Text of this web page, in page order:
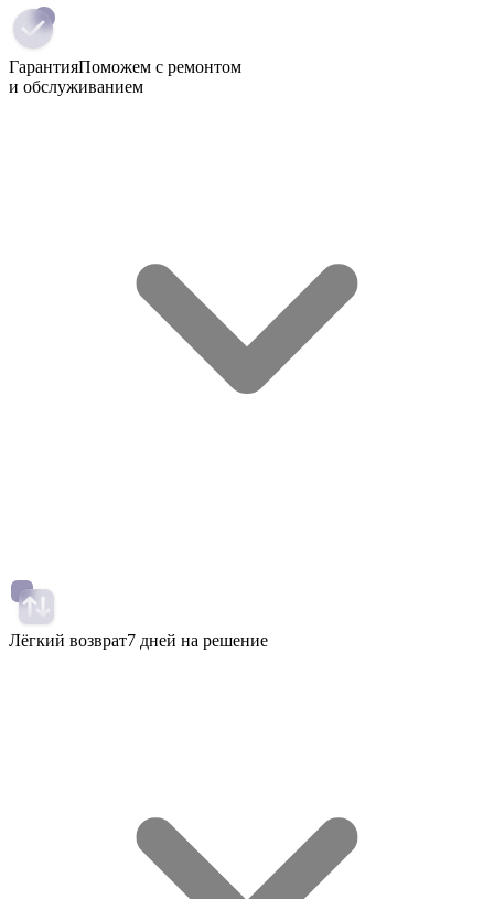
ГарантияПоможем с ремонтом
и обслуживанием
Лёгкий возврат7 дней на решение